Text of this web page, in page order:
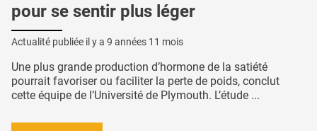
pour se sentir plus léger
Actualité publiée il y a 9 années 11 mois
Une plus grande production d’hormone de la satiété
pourrait favoriser ou faciliter la perte de poids, conclut
cette équipe de l’Université de Plymouth. L’étude ...